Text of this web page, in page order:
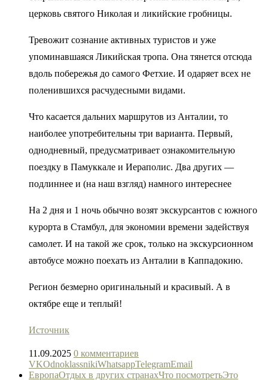
церковь святого Николая и ликийские гробницы.
Тревожит сознание активных туристов и уже
упоминавшаяся Ликийская тропа. Она тянется отсюда
вдоль побережья до самого Фетхие. И одаряет всех не
поленившихся расчудесными видами.
Что касается дальних маршрутов из Анталии, то
наиболее употребительны три варианта. Первый,
однодневный, предусматривает ознакомительную
поездку в Памуккале и Иераполис. Два других —
подлиннее и (на наш взгляд) намного интереснее
На 2 дня и 1 ночь обычно возят экскурсантов с южного
курорта в Стамбул, для экономии времени задействуя
самолет. И на такой же срок, только на экскурсионном
автобусе можно поехать из Анталии в Каппадокию.
Регион безмерно оригинальный и красивый. А в
октябре еще и теплый!
Источник
11.09.2025 0 комментариев
VKOdnoklassnikiWhatsappTelegramEmail
ЕвропаОтдых в других странахЧто посмотретьЭто